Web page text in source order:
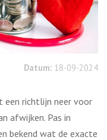
Datum: 18-09-2024
een richtlijn neer voor
afwijken. Pas in
bekend wat de exacte